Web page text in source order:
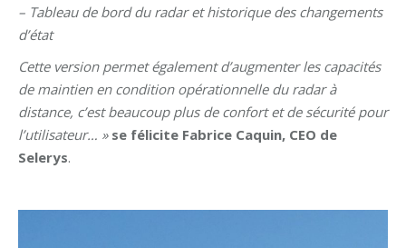
– Tableau de bord du radar et historique des changements
d’état
Cette version permet également d’augmenter les capacités
de maintien en condition opérationnelle du radar à
distance, c’est beaucoup plus de confort et de sécurité pour
l’utilisateur… » se félicite Fabrice Caquin, CEO de
Selerys.